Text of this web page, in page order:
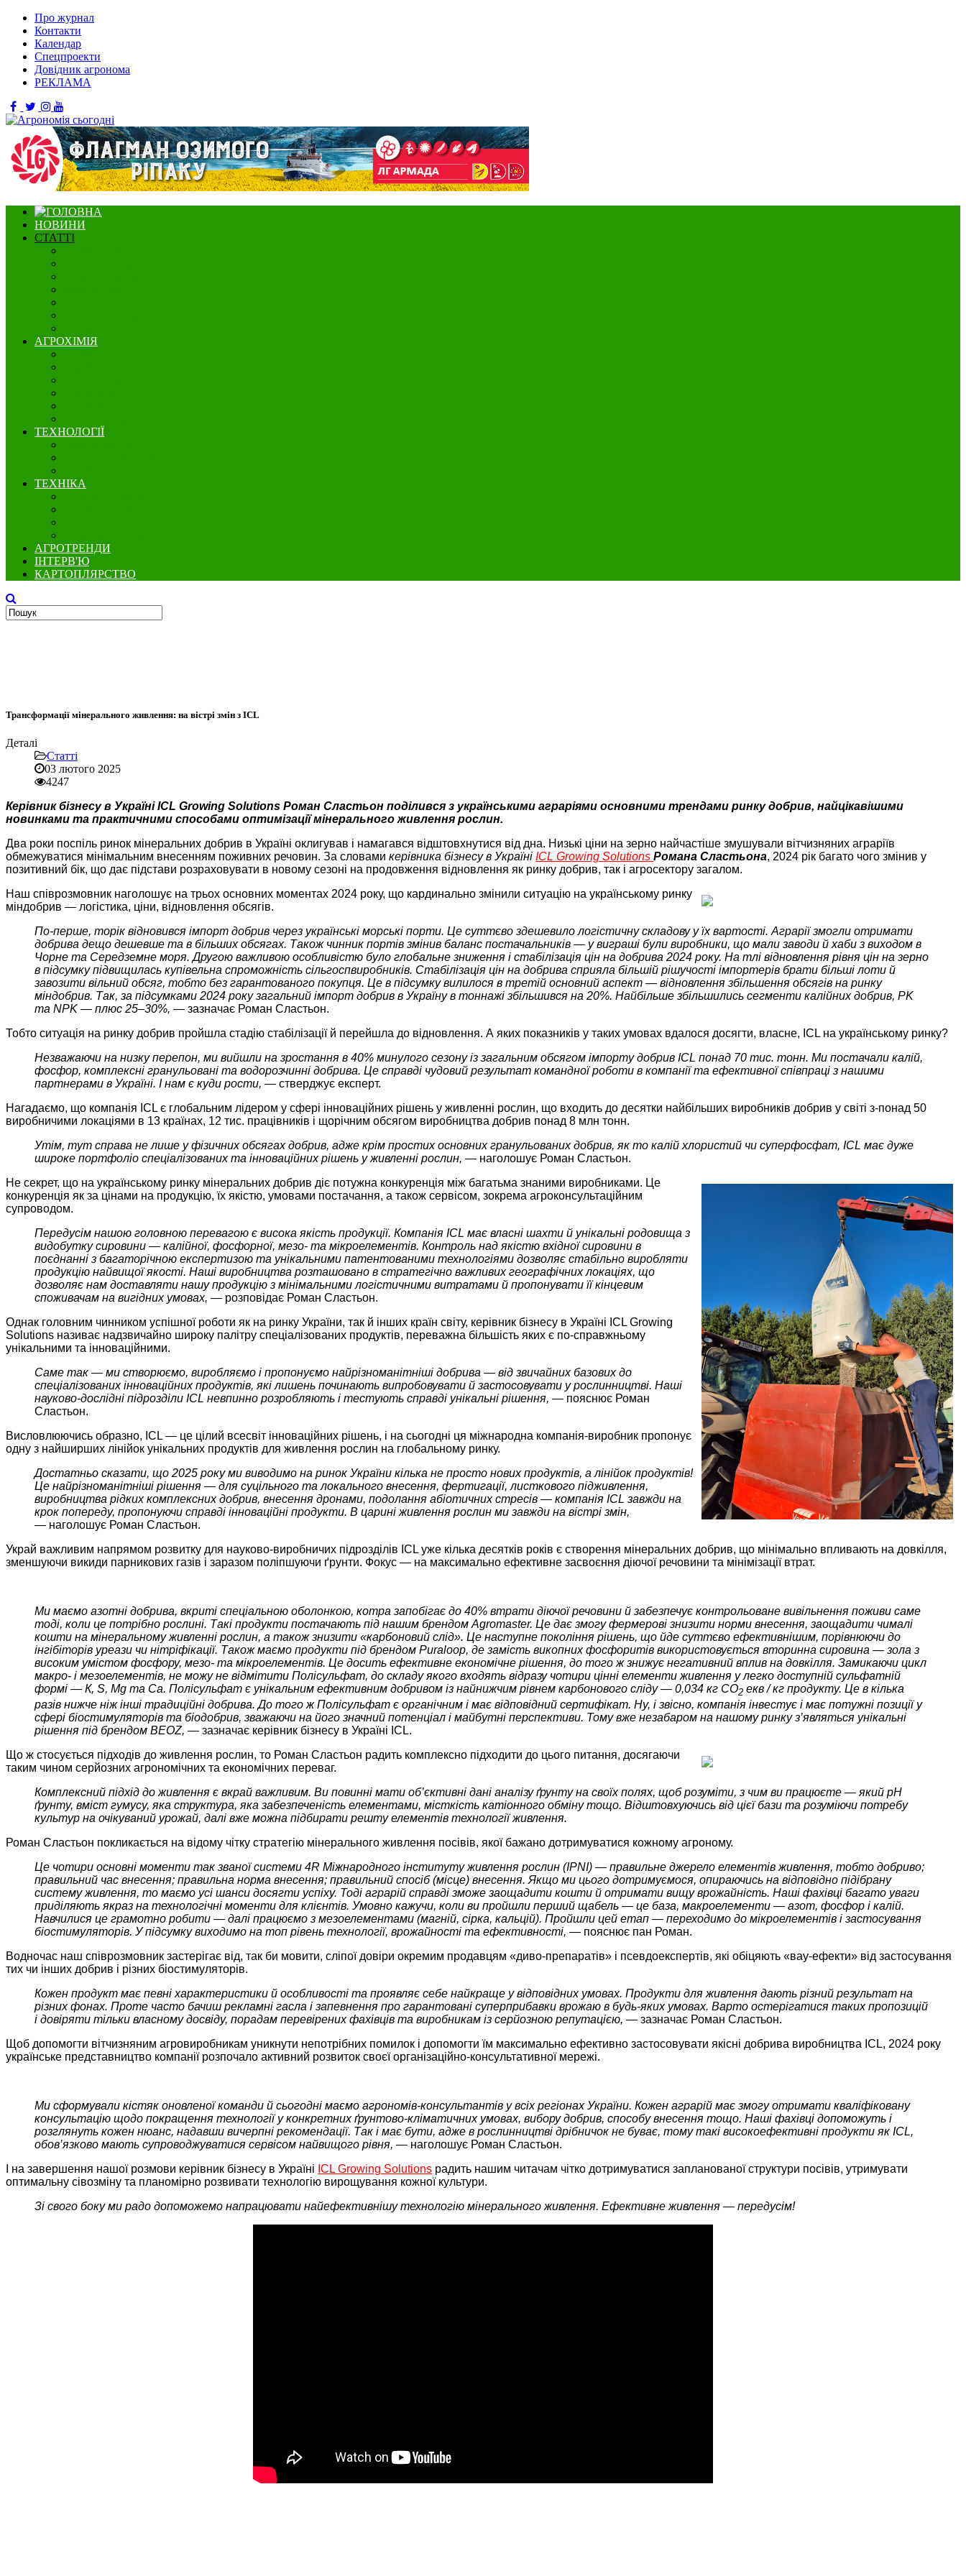
Про журнал
Контакти
Календар
Спецпроекти
Довідник агронома
РЕКЛАМА
НОВИНИ
СТАТТІ
АГРОХІМІЯ
ТЕХНОЛОГІЇ
ТЕХНІКА
АГРОТРЕНДИ
ІНТЕРВ'Ю
КАРТОПЛЯРСТВО
Трансформації мінерального живлення: на вістрі змін з ICL
Деталі
Статті
03 лютого 2025
4247
Керівник бізнесу в Україні ICL Growing Solutions Роман Сластьон поділився з українськими аграріями основними трендами ринку добрив, найцікавішими
новинками та практичними способами оптимізації мінерального живлення рослин.
Два роки поспіль ринок мінеральних добрив в Україні оклигував і намагався відштовхнутися від дна. Низькі ціни на зерно найчастіше змушували вітчизняних аграріїв
обмежуватися мінімальним внесенням поживних речовин. За словами керівника бізнесу в Україні ICL Growing Solutions Романа Сластьона, 2024 рік багато чого змінив у
позитивний бік, що дає підстави розраховувати в новому сезоні на продовження відновлення як ринку добрив, так і агросектору загалом.
Наш співрозмовник наголошує на трьох основних моментах 2024 року, що кардинально змінили ситуацію на українському ринку
міндобрив — логістика, ціни, відновлення обсягів.
По-перше, торік відновився імпорт добрив через українські морські порти. Це суттєво здешевило логістичну складову у їх вартості. Аграрії змогли отримати
добрива дещо дешевше та в більших обсягах. Також чинник портів змінив баланс постачальників — у виграші були виробники, що мали заводи й хаби з виходом в
Чорне та Середземне моря. Другою важливою особливістю було глобальне зниження і стабілізація цін на добрива 2024 року. На тлі відновлення рівня цін на зерно
в підсумку підвищилась купівельна спроможність сільгоспвиробників. Стабілізація цін на добрива сприяла більшій рішучості імпортерів брати більші лоти й
завозити вільний обсяг, тобто без гарантованого покупця. Це в підсумку вилилося в третій основний аспект — відновлення збільшення обсягів на ринку
міндобрив. Так, за підсумками 2024 року загальний імпорт добрив в Україну в тоннажі збільшився на 20%. Найбільше збільшились сегменти калійних добрив, PK
та NPK — плюс 25–30%, — зазначає Роман Сластьон.
Тобто ситуація на ринку добрив пройшла стадію стабілізації й перейшла до відновлення. А яких показників у таких умовах вдалося досягти, власне, ICL на українському ринку?
Незважаючи на низку перепон, ми вийшли на зростання в 40% минулого сезону із загальним обсягом імпорту добрив ICL понад 70 тис. тонн. Ми постачали калій,
фосфор, комплексні гранульовані та водорозчинні добрива. Це справді чудовий результат командної роботи в компанії та ефективної співпраці з нашими
партнерами в Україні. І нам є куди рости, — стверджує експерт.
Нагадаємо, що компанія ICL є глобальним лідером у сфері інноваційних рішень у живленні рослин, що входить до десятки найбільших виробників добрив у світі з-понад 50
виробничими локаціями в 13 країнах, 12 тис. працівників і щорічним обсягом виробництва добрив понад 8 млн тонн.
Утім, тут справа не лише у фізичних обсягах добрив, адже крім простих основних гранульованих добрив, як то калій хлористий чи суперфосфат, ICL має дуже
широке портфоліо спеціалізованих та інноваційних рішень у живленні рослин, — наголошує Роман Сластьон.
Не секрет, що на українському ринку мінеральних добрив діє потужна конкуренція між багатьма знаними виробниками. Це
конкуренція як за цінами на продукцію, їх якістю, умовами постачання, а також сервісом, зокрема агроконсультаційним
супроводом.
Передусім нашою головною перевагою є висока якість продукції. Компанія ICL має власні шахти й унікальні родовища з
видобутку сировини — калійної, фосфорної, мезо- та мікроелементів. Контроль над якістю вхідної сировини в
поєднанні з багаторічною експертизою та унікальними патентованими технологіями дозволяє стабільно виробляти
продукцію найвищої якості. Наші виробництва розташовано в стратегічно важливих географічних локаціях, що
дозволяє нам доставляти нашу продукцію з мінімальними логістичними витратами й пропонувати її кінцевим
споживачам на вигідних умовах, — розповідає Роман Сластьон.
Однак головним чинником успішної роботи як на ринку України, так й інших країн світу, керівник бізнесу в Україні ICL Growing
Solutions називає надзвичайно широку палітру спеціалізованих продуктів, переважна більшість яких є по-справжньому
унікальними та інноваційними.
Саме так — ми створюємо, виробляємо і пропонуємо найрізноманітніші добрива — від звичайних базових до
спеціалізованих інноваційних продуктів, які лишень починають випробовувати й застосовувати у рослинництві. Наші
науково-дослідні підрозділи ICL невпинно розробляють і тестують справді унікальні рішення, — пояснює Роман
Сластьон.
Висловлюючись образно, ICL — це цілий всесвіт інноваційних рішень, і на сьогодні ця міжнародна компанія-виробник пропонує
одну з найширших лінійок унікальних продуктів для живлення рослин на глобальному ринку.
Достатньо сказати, що 2025 року ми виводимо на ринок України кілька не просто нових продуктів, а лінійок продуктів!
Це найрізноманітніші рішення — для суцільного та локального внесення, фертигації, листкового підживлення,
виробництва рідких комплексних добрив, внесення дронами, подолання абіотичних стресів — компанія ICL завжди на
крок попереду, пропонуючи справді інноваційні продукти. В царині живлення рослин ми завжди на вістрі змін,
— наголошує Роман Сластьон.
Украй важливим напрямом розвитку для науково-виробничих підрозділів ICL уже кілька десятків років є створення мінеральних добрив, що мінімально впливають на довкілля,
зменшуючи викиди парникових газів і заразом поліпшуючи ґрунти. Фокус — на максимально ефективне засвоєння діючої речовини та мінімізації втрат.
Ми маємо азотні добрива, вкриті спеціальною оболонкою, котра запобігає до 40% втрати діючої речовини й забезпечує контрольоване вивільнення поживи саме
тоді, коли це потрібно рослині. Такі продукти постачають під нашим брендом Agromaster. Це дає змогу фермерові знизити норми внесення, заощадити чималі
кошти на мінеральному живленні рослин, а також знизити «карбоновий слід». Це наступне покоління рішень, що йде суттєво ефективнішим, порівнюючи до
інгібіторів уреази чи нітріфікації. Також маємо продукти під брендом Puraloop, де замість викопних фосфоритів використовується вторинна сировина — зола з
високим умістом фосфору, мезо- та мікроелементів. Це досить ефективне економічне рішення, до того ж знижує негативний вплив на довкілля. Замикаючи цикл
макро- і мезоелементів, не можу не відмітити Полісульфат, до складу якого входять відразу чотири цінні елементи живлення у легко доступній сульфатній
формі — К, S, Mg та Ca. Полісульфат є унікальним ефективним добривом із найнижчим рівнем карбонового сліду — 0,034 кг CO2 екв / кг продукту. Це в кілька
разів нижче ніж інші традиційні добрива. До того ж Полісульфат є органічним і має відповідний сертифікат. Ну, і звісно, компанія інвестує і має потужні позиції у
сфері біостимуляторів та біодобрив, зважаючи на його значний потенціал і майбутні перспективи. Тому вже незабаром на нашому ринку з’являться унікальні
рішення під брендом BEOZ, — зазначає керівник бізнесу в Україні ICL.
Що ж стосується підходів до живлення рослин, то Роман Сластьон радить комплексно підходити до цього питання, досягаючи
таким чином серйозних агрономічних та економічних переваг.
Комплексний підхід до живлення є вкрай важливим. Ви повинні мати об’єктивні дані аналізу ґрунту на своїх полях, щоб розуміти, з чим ви працюєте — який pH
ґрунту, вміст гумусу, яка структура, яка забезпеченість елементами, місткість катіонного обміну тощо. Відштовхуючись від цієї бази та розуміючи потребу
культур на очікуваний урожай, далі вже можна підбирати решту елементів технології живлення.
Роман Сластьон покликається на відому чітку стратегію мінерального живлення посівів, якої бажано дотримуватися кожному агроному.
Це чотири основні моменти так званої системи 4R Міжнародного інституту живлення рослин (IPNI) — правильне джерело елементів живлення, тобто добриво;
правильний час внесення; правильна норма внесення; правильний спосіб (місце) внесення. Якщо ми цього дотримуємося, опираючись на відповідно підібрану
систему живлення, то маємо усі шанси досягти успіху. Тоді аграрій справді зможе заощадити кошти й отримати вищу врожайність. Наші фахівці багато уваги
приділяють якраз на технологічні моменти для клієнтів. Умовно кажучи, коли ви пройшли перший щабель — це база, макроелементи — азот, фосфор і калій.
Навчилися це грамотно робити — далі працюємо з мезоелементами (магній, сірка, кальцій). Пройшли цей етап — переходимо до мікроелементів і застосування
біостимуляторів. У підсумку виходимо на топ рівень технології, врожайності та ефективності, — пояснює пан Роман.
Водночас наш співрозмовник застерігає від, так би мовити, сліпої довіри окремим продавцям «диво-препаратів» і псевдоекспертів, які обіцяють «вау-ефекти» від застосування
тих чи інших добрив і різних біостимуляторів.
Кожен продукт має певні характеристики й особливості та проявляє себе найкраще у відповідних умовах. Продукти для живлення дають різний результат на
різних фонах. Проте часто бачиш рекламні гасла і запевнення про гарантовані суперприбавки врожаю в будь-яких умовах. Варто остерігатися таких пропозицій
і довіряти тільки власному досвіду, порадам перевірених фахівців та виробникам із серйозною репутацією, — зазначає Роман Сластьон.
Щоб допомогти вітчизняним агровиробникам уникнути непотрібних помилок і допомогти їм максимально ефективно застосовувати якісні добрива виробництва ICL, 2024 року
українське представництво компанії розпочало активний розвиток своєї організаційно-консультативної мережі.
Ми сформували кістяк оновленої команди й сьогодні маємо агрономів-консультантів у всіх регіонах України. Кожен аграрій має змогу отримати кваліфіковану
консультацію щодо покращення технології у конкретних ґрунтово-кліматичних умовах, вибору добрив, способу внесення тощо. Наші фахівці допоможуть і
розглянуть кожен нюанс, надавши вичерпні рекомендації. Так і має бути, адже в рослинництві дрібничок не буває, тому такі високоефективні продукти як ICL,
обов’язково мають супроводжуватися сервісом найвищого рівня, — наголошує Роман Сластьон.
І на завершення нашої розмови керівник бізнесу в Україні ICL Growing Solutions радить нашим читачам чітко дотримуватися запланованої структури посівів, утримувати
оптимальну сівозміну та планомірно розвивати технологію вирощування кожної культури.
Зі свого боку ми радо допоможемо напрацювати найефективнішу технологію мінерального живлення. Ефективне живлення — передусім!